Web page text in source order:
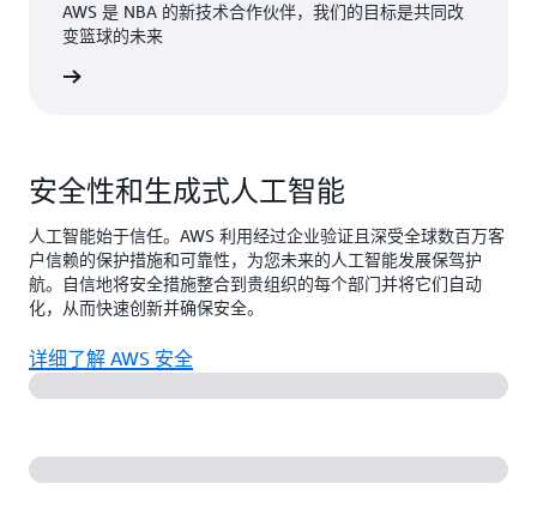
AWS 是 NBA 的新技术合作伙伴，我们的目标是共同改
变篮球的未来
安全性和生成式人工智能
人工智能始于信任。AWS 利用经过企业验证且深受全球数百万客
户信赖的保护措施和可靠性，为您未来的人工智能发展保驾护
航。自信地将安全措施整合到贵组织的每个部门并将它们自动
化，从而快速创新并确保安全。
详细了解 AWS 安全